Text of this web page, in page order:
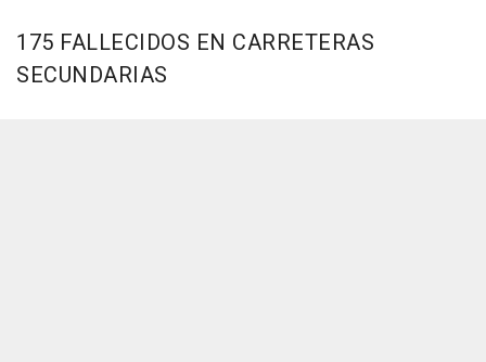
175 FALLECIDOS EN CARRETERAS
SECUNDARIAS